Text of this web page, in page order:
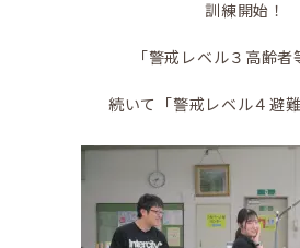
移住をお考えの
お問合せ
訓練開始！
「警戒レベル３高齢者
続いて「警戒レベル４避